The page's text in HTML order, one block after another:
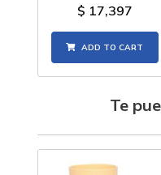
$ 17,397
ADD TO CART
Te